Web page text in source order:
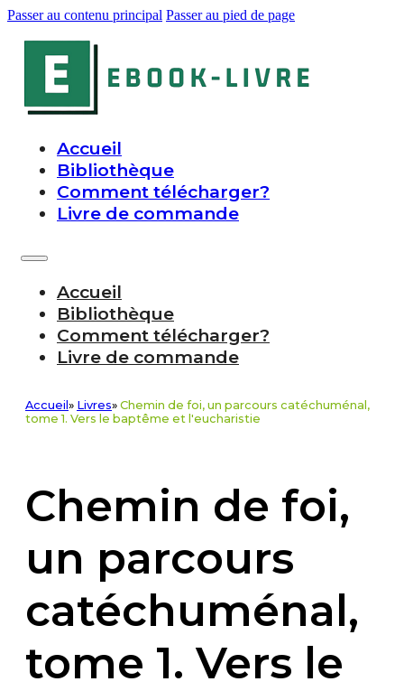
Passer au contenu principal Passer au pied de page
Accueil
Bibliothèque
Comment télécharger?
Livre de commande
Accueil
Bibliothèque
Comment télécharger?
Livre de commande
Accueil » Livres» Chemin de foi, un parcours catéchuménal,
tome 1. Vers le baptême et l'eucharistie
Chemin de foi,
un parcours
catéchuménal,
tome 1. Vers le